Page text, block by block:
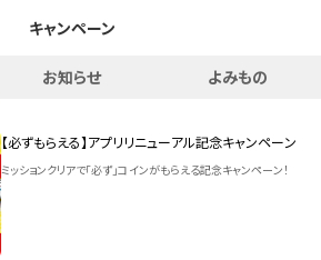
キャンペーン
お知らせ よみもの
【必ずもらえる】アプリリニューアル記念キャンペーン
ミッションクリアで「必ず」コインがもらえる記念キャンペーン！